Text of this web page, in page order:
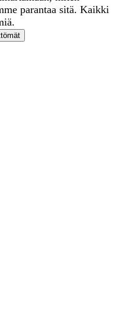
parantaa sitä. Kaikki